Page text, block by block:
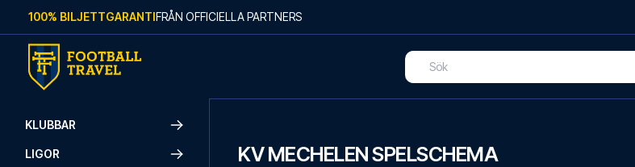
Skip to content
100% BILJETTGARANTIFRÅN OFFICIELLA PARTNERS
KLUBBAR
LIGOR KV MECHELEN SPELSCHEMA